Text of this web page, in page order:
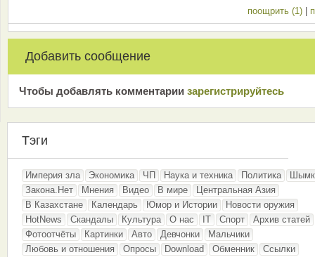
поощрить (1) |
Добавить сообщение
Чтобы добавлять комментарии зарeгиcтрирyйтeсь
Тэги
Империя зла Экономика ЧП Наука и техника Политика
Закона.Нет
Мнения Видео В мире
Центральная Азия
В Казахстане
Календарь Юмор и Истории
Новости оружия
HotNews
Скандалы Культура О нас IT Спорт
Архив статей
Фотоотчёты
Картинки Авто Девчонки
Мальчики
Любовь и отношения
Опросы Download Обменник
Ссылки